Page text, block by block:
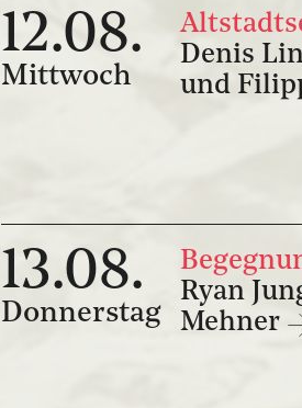
12.08.
Mittwoch
Denis
und
13.08.
Donnerstag
Ryan
Mehner